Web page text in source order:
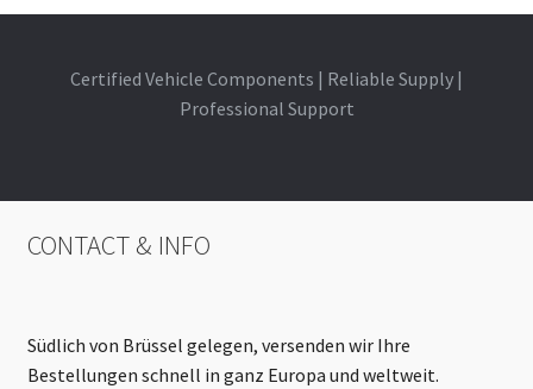
Certified Vehicle Components | Reliable Supply |
Professional Support
CONTACT & INFO
Südlich von Brüssel gelegen, versenden wir Ihre
Bestellungen schnell in ganz Europa und weltweit.